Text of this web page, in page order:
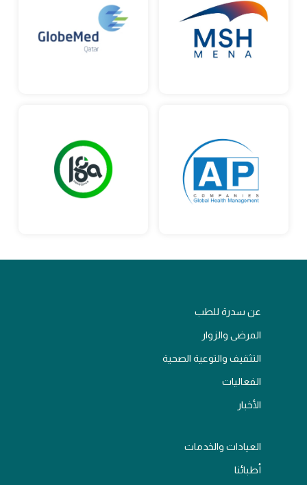
عن سدرة للطب
المرضى والزوار
التثقيف والتوعية الصحية
الفعاليات
الأخبار
العيادات والخدمات
أطبائنا